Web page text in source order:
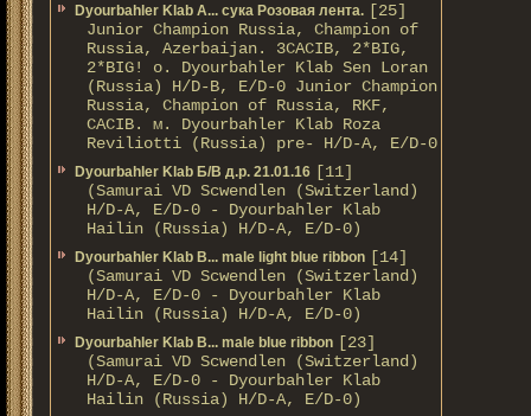
Dyourbahler Klab A... сука Розовая лента. [25]
Junior Champion Russia, Champion of
Russia, Azerbaijan. 3CACIB, 2*BIG,
2*BIG! о. Dyourbahler Klab Sen Loran
(Russia) H/D-B, E/D-0 Junior Champion
Russia, Champion of Russia, RKF,
CACIB. м. Dyourbahler Klab Roza
Reviliotti (Russia) pre- H/D-A, E/D-0
Dyourbahler Klab Б/B д.р. 21.01.16 [11]
(Samurai VD Scwendlen (Switzerland)
H/D-A, E/D-0 - Dyourbahler Klab
Hailin (Russia) H/D-A, E/D-0)
Dyourbahler Klab B... male light blue ribbon [14]
(Samurai VD Scwendlen (Switzerland)
H/D-A, E/D-0 - Dyourbahler Klab
Hailin (Russia) H/D-A, E/D-0)
Dyourbahler Klab B... male blue ribbon [23]
(Samurai VD Scwendlen (Switzerland)
H/D-A, E/D-0 - Dyourbahler Klab
Hailin (Russia) H/D-A, E/D-0)